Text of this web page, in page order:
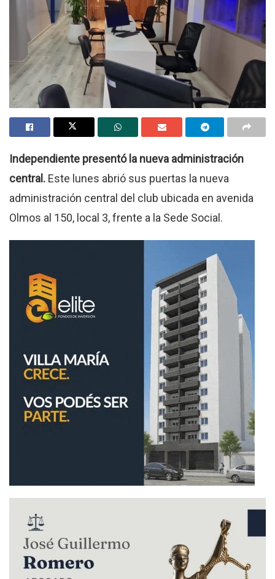
Independiente presentó la nueva administración
central. Este lunes abrió sus puertas la nueva
administración central del club ubicada en avenida
Olmos al 150, local 3, frente a la Sede Social.